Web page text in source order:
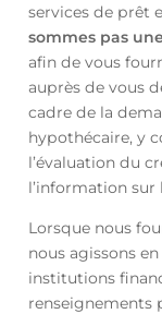
services de prêt
sommes pas
afin de vous
auprès de vous
cadre de la
hypothécaire, y
l’évaluation du
l’information sur
Lorsque nous
nous agissons
institutions
renseignements